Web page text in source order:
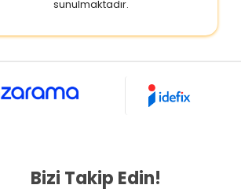
sunulmaktadır.
Bizi Takip Edin!